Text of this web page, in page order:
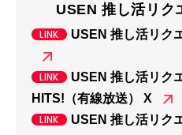
USEN 推し活リク
USEN 推し活リク
USEN 推し活リク
HITS!（有線放送） X
USEN 推し活リク